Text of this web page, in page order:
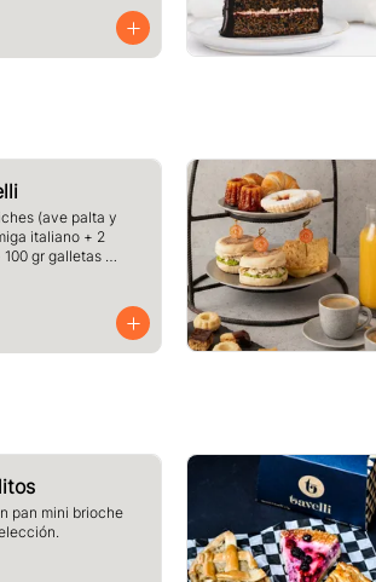
(ave palta y
italiano + 2
gr galletas
pan mini brioche